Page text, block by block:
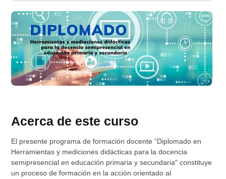
Acerca de este curso
El presente programa de formación docente “Diplomado en
Herramientas y mediciones didácticas para la docencia
semipresencial en educación primaria y secundaria" constituye
un proceso de formación en la acción orientado al